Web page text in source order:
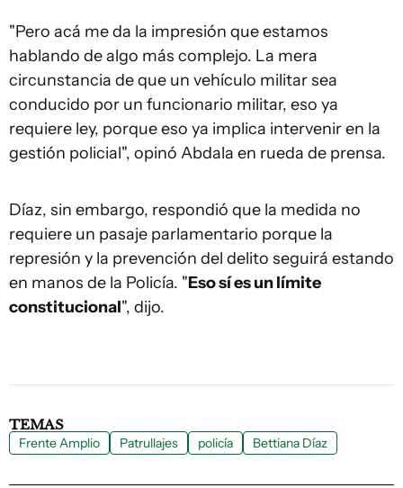
"Pero acá me da la impresión que estamos
hablando de algo más complejo. La mera
circunstancia de que un vehículo militar sea
conducido por un funcionario militar, eso ya
requiere ley, porque eso ya implica intervenir en la
gestión policial", opinó Abdala en rueda de prensa.
Díaz, sin embargo, respondió que la medida no
requiere un pasaje parlamentario porque la
represión y la prevención del delito seguirá estando
en manos de la Policía. "Eso sí es un límite
constitucional", dijo.
TEMAS
Frente Amplio Patrullajes policía Bettiana Díaz